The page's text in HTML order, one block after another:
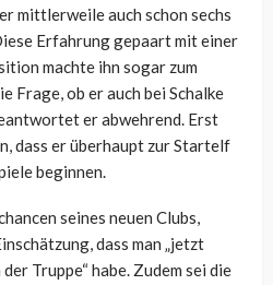
mittlerweile auch schon sechs
Erfahrung gepaart mit einer
machte ihn sogar zum
Frage, ob er auch bei Schalke
er abwehrend. Erst
dass er überhaupt zur Startelf
beginnen.
seines neuen Clubs,
dass man „jetzt
Truppe“ habe. Zudem sei die